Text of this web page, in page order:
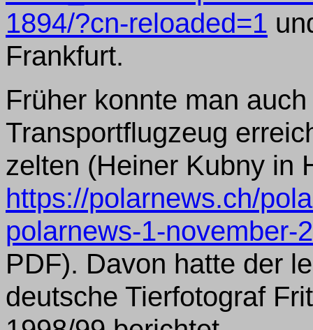
1894/?cn-reloaded=1
Frankfurt.
Früher konnte man
Transportflugzeug
zelten (Heiner Kubny in
https://polarnews.ch/
polarnews-1-november-
PDF). Davon hatte der
deutsche Tierfotograf